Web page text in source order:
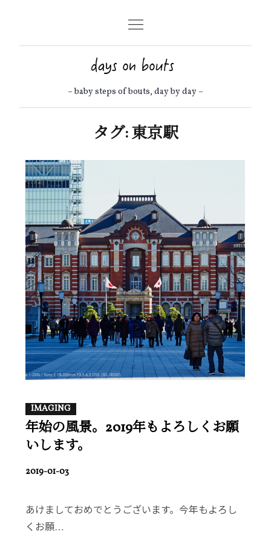
– baby steps of bouts, day by day –
タグ:東京駅
IMAGING
年始の風景。2019年もよろしくお願
いします。
ON
2019-01-03
あけましておめでとうございます。今年もよろし
くお願…